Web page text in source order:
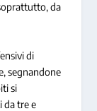
da
di
segnandone
si
da tre e